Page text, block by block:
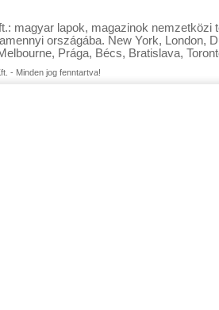
magyar lapok, magazinok nemzetközi
országába. New York, London,
Prága, Bécs, Bratislava,
- Minden jog fenntartva!